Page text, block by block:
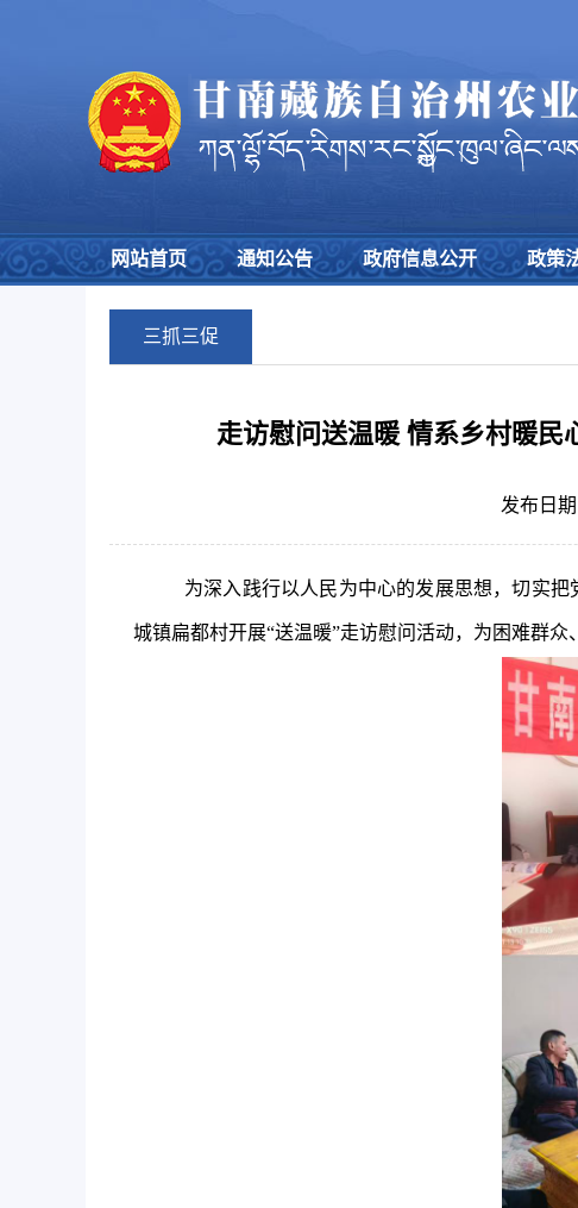
网站首页 通知公告 政府信息公开 政策
三抓三促
走访慰问送温暖 情系乡村暖
发布日
为深入践行以人民为中心的发展思想，切实
城镇扁都村开展“送温暖”走访慰问活动，为困难群